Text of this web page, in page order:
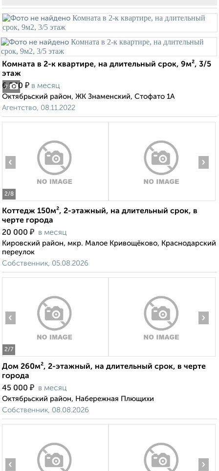
7
Комната в 2-к квартире, на длительный срок, 9м², 3/5
этаж
6 500 ₽ в месяц
Октябрьский район, ЖК Знаменский, Стофато 1А
Агентство, 08.11.2022
2/8
‹ ›
Коттедж 150м², 2-этажный, на длительный срок, в
черте города
20 000 ₽ в месяц
Кировский район, мкр. Малое Кривощёково, Краснодарский
переулок
Собственник, 05.08.2026
2/7
‹ ›
Дом 260м², 2-этажный, на длительный срок, в черте
города
45 000 ₽ в месяц
Октябрьский район, Набережная Плющихи
Собственник, 08.08.2026
‹ ›